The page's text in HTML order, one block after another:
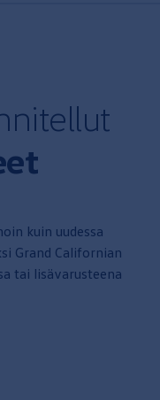
kuin uudessa
Grand Californian
tai lisävarusteena